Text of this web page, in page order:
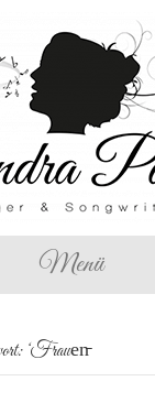
Menü
‘Frauen̵